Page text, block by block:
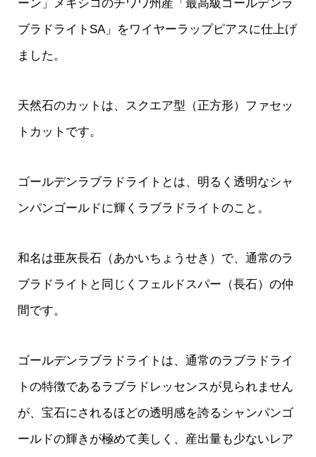
ーン」メキシコのチワワ州産「最高級ゴールデンラ
ブラドライトSA」をワイヤーラップピアスに仕上げ
ました。
天然石のカットは、スクエア型（正方形）ファセッ
トカットです。
ゴールデンラブラドライトとは、明るく透明なシャ
ンパンゴールドに輝くラブラドライトのこと。
和名は亜灰長石（あかいちょうせき）で、通常のラ
ブラドライトと同じくフェルドスパー（長石）の仲
間です。
ゴールデンラブラドライトは、通常のラブラドライ
トの特徴であるラブラドレッセンスが見られません
が、宝石にされるほどの透明感を誇るシャンパンゴ
ールドの輝きが極めて美しく、産出量も少ないレア